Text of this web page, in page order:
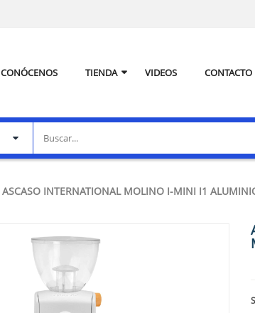
CONÓCENOS TIENDA VIDEOS CONTACTO
ASCASO INTERNATIONAL MOLINO I-MINI I1